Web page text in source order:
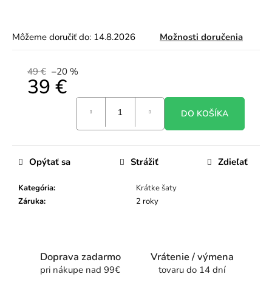
Môžeme doručiť do: 14.8.2026 Možnosti doručenia
49 € –20 %
39 €
DO KOŠÍKA
Kategória:
Krátke šaty
Záruka: 2 roky
Opýtať sa Strážiť Zdieľať
Doprava zadarmo
pri nákupe nad 99€
Vrátenie / výmena
tovaru do 14 dní